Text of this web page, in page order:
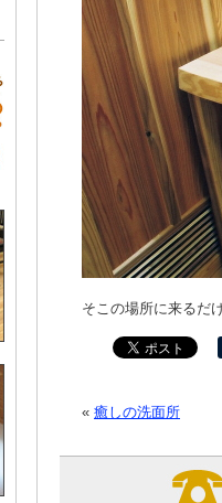
そこの場所に来る
« 癒しの洗面所